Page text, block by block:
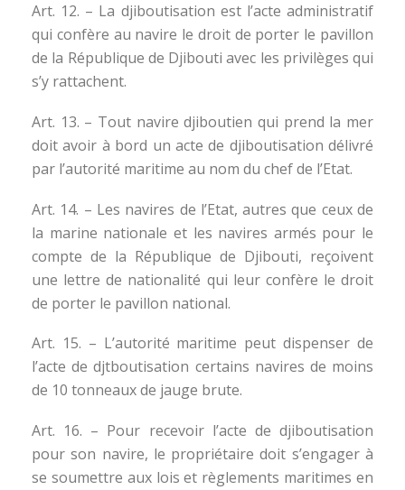
Art. 12. – La djiboutisation est l’acte administratif
qui confère au navire le droit de porter le pavillon
de la République de Djibouti avec les privilèges qui
s’y rattachent.
Art. 13. – Tout navire djiboutien qui prend la mer
doit avoir à bord un acte de djiboutisation délivré
par l’autorité maritime au nom du chef de l’Etat.
Art. 14. – Les navires de l’Etat, autres que ceux de
la marine nationale et les navires armés pour le
compte de la République de Djibouti, reçoivent
une lettre de nationalité qui leur confère le droit
de porter le pavillon national.
Art. 15. – L’autorité maritime peut dispenser de
l’acte de djtboutisation certains navires de moins
de 10 tonneaux de jauge brute.
Art. 16. – Pour recevoir l’acte de djiboutisation
pour son navire, le propriétaire doit s’engager à
se soumettre aux lois et règlements maritimes en